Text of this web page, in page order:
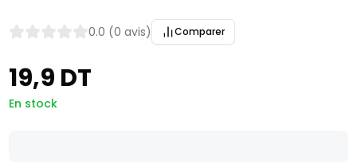
0.0 (0 avis) Comparer
19,9 DT
En stock